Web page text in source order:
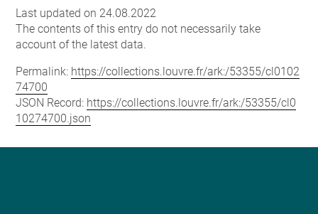
Last updated on 24.08.2022
The contents of this entry do not necessarily take
account of the latest data.
Permalink: https://collections.louvre.fr/ark:/53355/cl0102
74700
JSON Record: https://collections.louvre.fr/ark:/53355/cl0
10274700.json